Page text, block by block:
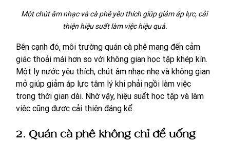
Một chút âm nhạc và cà phê yêu thích giúp giảm áp lực, cải
thiện hiệu suất làm việc hiệu quả.
Bên cạnh đó, môi trường quán cà phê mang đến cảm
giác thoải mái hơn so với không gian học tập khép kín.
Một ly nước yêu thích, chút âm nhạc nhẹ và không gian
mở giúp giảm áp lực tâm lý khi phải ngồi làm việc
trong thời gian dài. Nhờ vậy, hiệu suất học tập và làm
việc cũng được cải thiện đáng kể.
2. Quán cà phê không chỉ để uống